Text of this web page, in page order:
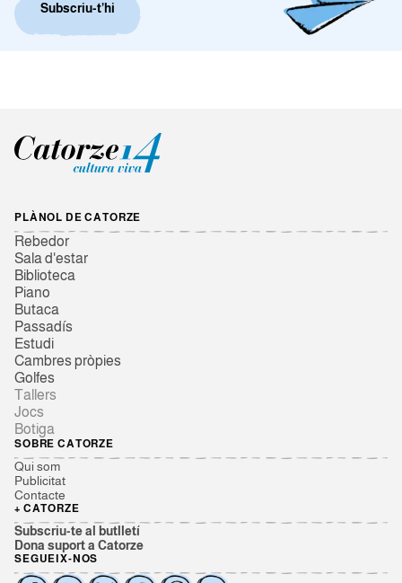
Subscriu-t’hi
PLÀNOL DE CATORZE
Rebedor
Sala d'estar
Biblioteca
Piano
Butaca
Passadís
Estudi
Cambres pròpies
Golfes
Tallers
Jocs
Botiga
SOBRE CATORZE
Qui som
Publicitat
Contacte
+ CATORZE
Subscriu-te al butlletí
Dona suport a Catorze
SEGUEIX-NOS